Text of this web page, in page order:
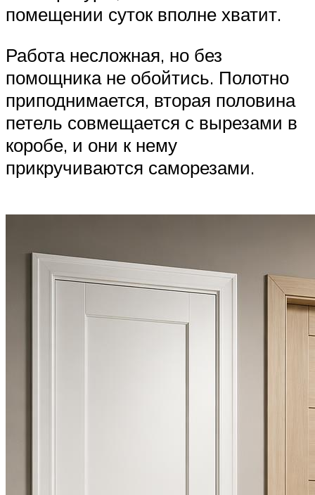
помещении суток вполне хватит.
Работа несложная, но без
помощника не обойтись. Полотно
приподнимается, вторая половина
петель совмещается с вырезами в
коробе, и они к нему
прикручиваются саморезами.